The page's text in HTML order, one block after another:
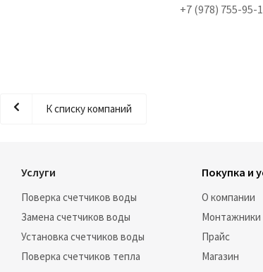
+7 (978) 755-95-
К списку компаний
Услуги
Поверка счетчиков воды
Замена счетчиков воды
Установка счетчиков воды
Поверка счетчиков тепла
Покупка и
О компании
Монтажники
Прайс
Магазин